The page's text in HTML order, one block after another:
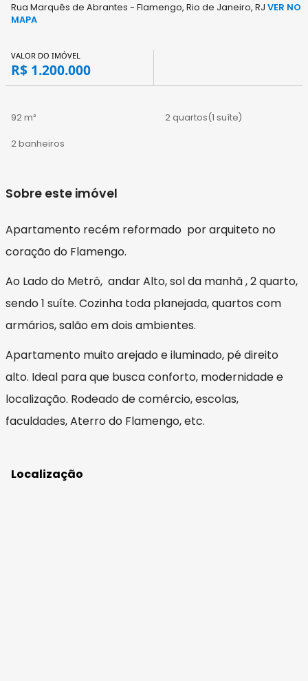
Rua Marquês de Abrantes - Flamengo, Rio de Janeiro, RJ VER NO
MAPA
VALOR DO IMÓVEL
R$ 1.200.000
92 m² 2 quartos(1 suíte)
2 banheiros
Sobre este imóvel
Apartamento recém reformado por arquiteto no
coração do Flamengo.
Ao Lado do Metrô, andar Alto, sol da manhã , 2 quarto,
sendo 1 suíte. Cozinha toda planejada, quartos com
armários, salão em dois ambientes.
Apartamento muito arejado e iluminado, pé direito
alto. Ideal para que busca conforto, modernidade e
localização. Rodeado de comércio, escolas,
faculdades, Aterro do Flamengo, etc.
Localização